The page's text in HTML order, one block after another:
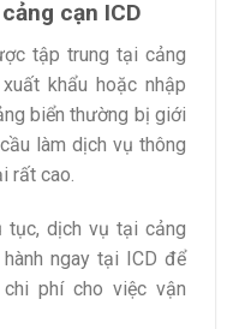
cạn ICD
tập trung tại cảng
khẩu hoặc nhập
biển thường bị giới
làm dịch vụ thông
rất cao.
tục, dịch vụ tại cảng
ngay tại ICD để
phí cho việc vận